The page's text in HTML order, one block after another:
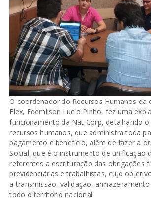
O coordenador do Recursos Humanos da
Flex, Edemilson Lucio Pinho, fez uma
funcionamento da Nat Corp, detalhando o
recursos humanos, que administra toda
pagamento e benefício, além de fazer a
Social, que é o instrumento de unificação
referentes a escrituração das obrigações
previdenciárias e trabalhistas, cujo
a transmissão, validação,
todo o território nacional.